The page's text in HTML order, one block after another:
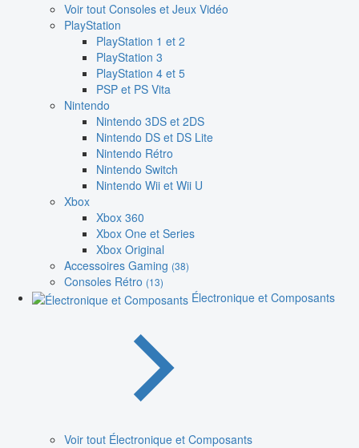
Voir tout Consoles et Jeux Vidéo
PlayStation
PlayStation 1 et 2
PlayStation 3
PlayStation 4 et 5
PSP et PS Vita
Nintendo
Nintendo 3DS et 2DS
Nintendo DS et DS Lite
Nintendo Rétro
Nintendo Switch
Nintendo Wii et Wii U
Xbox
Xbox 360
Xbox One et Series
Xbox Original
Accessoires Gaming (38)
Consoles Rétro (13)
Électronique et Composants
Voir tout Électronique et Composants